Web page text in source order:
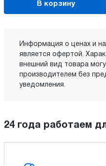
В корзину
Информация о ценах и
является офертой.
внешний вид товара
производителем без
уведомления.
24 года работаем